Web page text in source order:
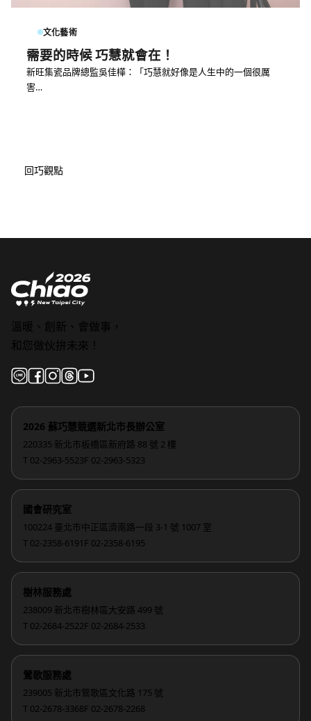
文化藝術
需要的時候 巧慧就會在！
新旺集瓷品牌總監吳佳樺：「巧慧就好像是人生中的一個很厲
害…
回巧觀點
溫暖、創新、會做事，
和您做伙拚未來！
2026 蘇巧慧競選新北市長辦公室
220335 新北市板橋區新府路 88 號 2 樓
T 02-2963-5523F 02-2963-5323
國會研究室
100224 臺北市中正區濟南路一段 3-1 號 1007 室
T 02-2358-6191 F 02-2358-6195
樹林服務處
238009 新北市樹林區大安路 499 號
T 02-2684-2522F 02-2684-2533
鶯歌服務處
239005 新北市鶯歌區文化路 175 號
T 02-2678-3368F 02-2678-2268